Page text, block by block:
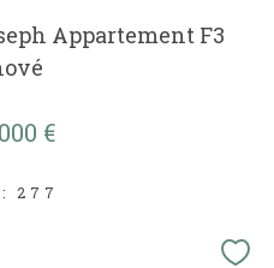
Appartement F3
€
277